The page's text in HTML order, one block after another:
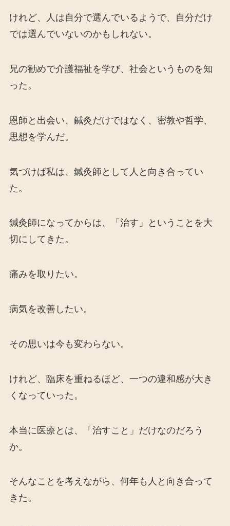
けれど、人は自分で選んでいるようで、自分だけ
では選んでいないのかもしれない。
兄の勧めで介護福祉を学び、社会というものを知
った。
恩師と出会い、鍼灸だけではなく、密教や哲学、
思想を学んだ。
気づけば私は、鍼灸師として人と向き合ってい
た。
鍼灸師になってからは、「治す」ということを大
切にしてきた。
痛みを取りたい。
病気を改善したい。
その思いは今も変わらない。
けれど、臨床を重ねるほど、一つの違和感が大き
くなっていった。
本当に医療とは、「治すこと」だけなのだろう
か。
そんなことを考えながら、何年も人と向き合って
きた。